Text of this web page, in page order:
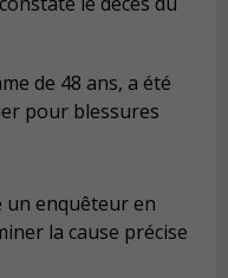
de 48 ans, a été
pour blessures
un enquêteur en
la cause précise